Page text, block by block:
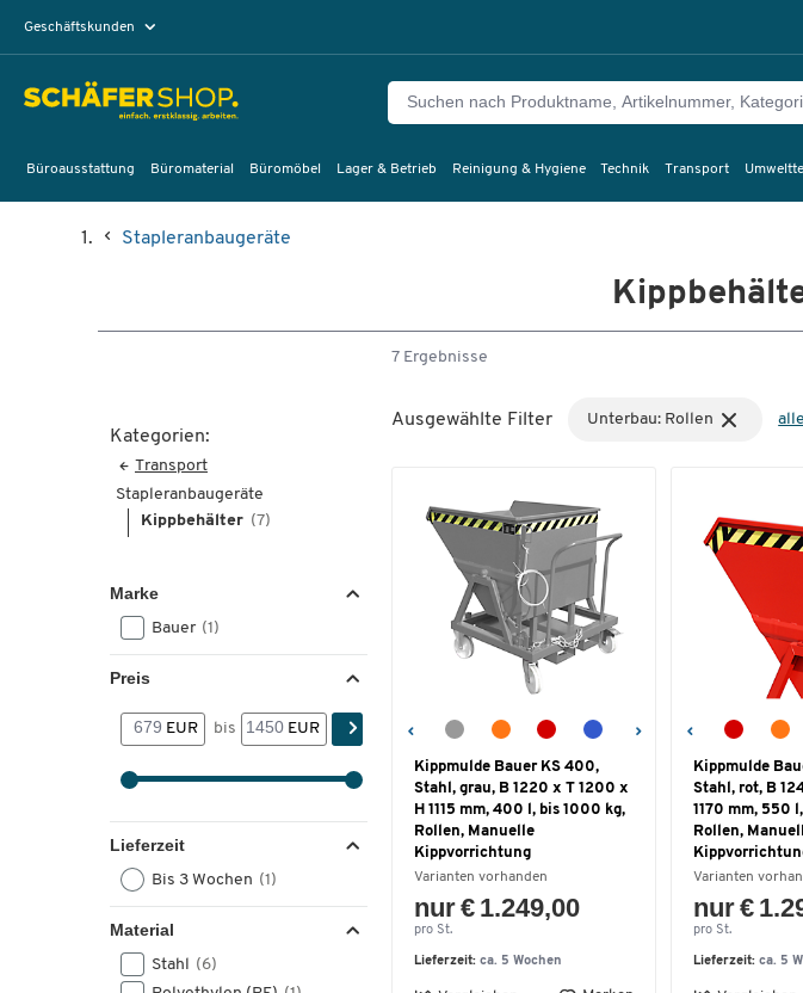
Geschäftskunden
Büroausstattung Büromaterial Büromöbel Lager & Betrieb Reinigung & Hygiene Technik Transport
Stapleranbaugeräte
Kategorien:
Transport
Stapleranbaugeräte
Kippbehälter (7)
Marke
Bauer (1)
Preis
EUR bis EUR
Lieferzeit
Bis 3 Wochen (1)
Material
Stahl (6)
7 Ergebnisse
Ausgewählte Filter Unterbau: Rollen
Kippmulde Bauer KS 400,
Stahl, grau, B 1220 x T 1200 x
H 1115 mm, 400 l, bis 1000 kg,
Rollen, Manuelle
Kippvorrichtung
Varianten vorhanden
nur € 1.249,00
pro St.
Lieferzeit: ca. 5 Wochen
Kippmulde
Stahl, rot, B
1170 mm, 550
Rollen,
Varianten
nur €
pro St.
Lieferzeit: ca. 5